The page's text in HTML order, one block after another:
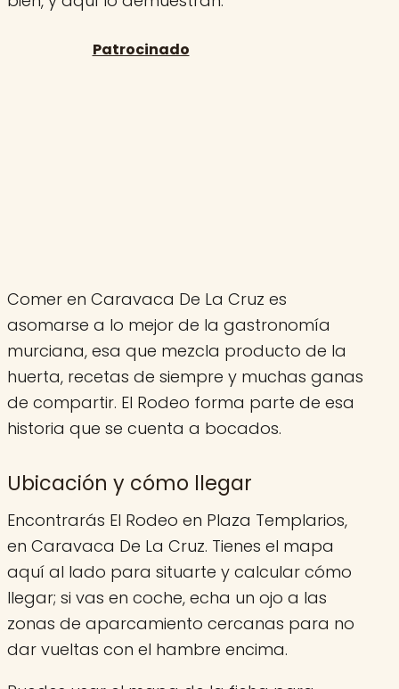
Comer en Caravaca De La Cruz es
asomarse a lo mejor de la gastronomía
murciana, esa que mezcla producto de la
huerta, recetas de siempre y muchas ganas
de compartir. El Rodeo forma parte de esa
historia que se cuenta a bocados.
Ubicación y cómo llegar
Encontrarás El Rodeo en Plaza Templarios,
en Caravaca De La Cruz. Tienes el mapa
aquí al lado para situarte y calcular cómo
llegar; si vas en coche, echa un ojo a las
zonas de aparcamiento cercanas para no
dar vueltas con el hambre encima.